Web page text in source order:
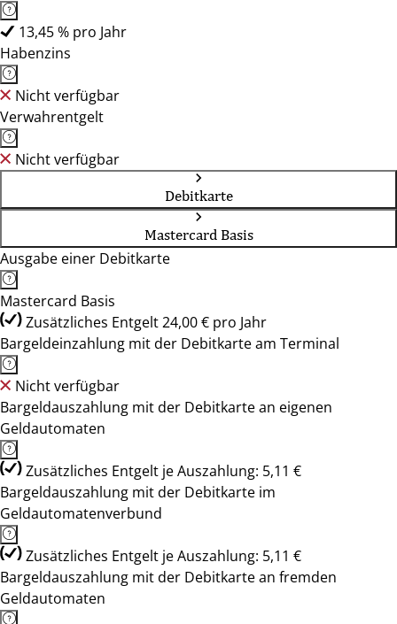
13,45 % pro Jahr
Habenzins
Nicht verfügbar
Verwahrentgelt
Nicht verfügbar
Debitkarte
Mastercard Basis
Ausgabe einer Debitkarte
Mastercard Basis
Zusätzliches Entgelt 24,00 € pro Jahr
Bargeldeinzahlung mit der Debitkarte am Terminal
Nicht verfügbar
Bargeldauszahlung mit der Debitkarte an eigenen
Geldautomaten
Zusätzliches Entgelt je Auszahlung: 5,11 €
Bargeldauszahlung mit der Debitkarte im
Geldautomatenverbund
Zusätzliches Entgelt je Auszahlung: 5,11 €
Bargeldauszahlung mit der Debitkarte an fremden
Geldautomaten